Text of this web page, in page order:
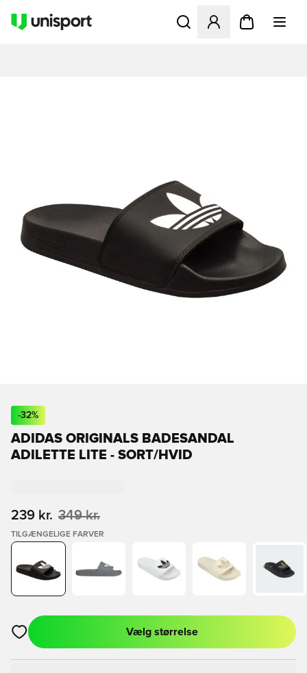
Åbner en Modal til at
-32%
ADIDAS ORIGINALS BADESANDAL
ADILETTE LITE - SORT/HVID
239 kr. 349 kr.
TILGÆNGELIGE FARVER
Åbner en Modal til at logge ind eller tilmelde dig som medlem
Vælg størrelse